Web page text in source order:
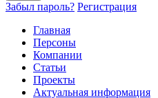
Забыл пароль? Регистрация
Главная
Персоны
Компании
Статьи
Проекты
Актуальная информация